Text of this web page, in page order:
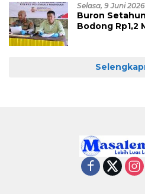
Selasa, 9 Juni
Buron
Bodong Rp1,2